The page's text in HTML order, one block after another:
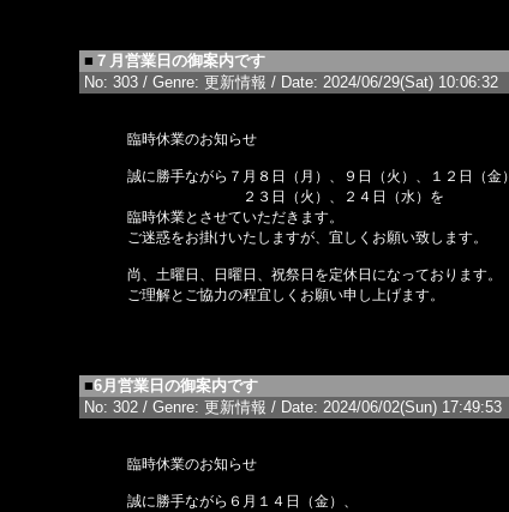
■ ７月営業日の御案内です
No: 303 / Genre: 更新情報 / Date: 2024/06/29(Sat) 10:06:32
臨時休業のお知らせ
誠に勝手ながら７月８日（月）、９日（火）、１２日（金）
２３日（火）、２４日（水）を
臨時休業とさせていただきます。
ご迷惑をお掛けいたしますが、宜しくお願い致します。
尚、土曜日、日曜日、祝祭日を定休日になっております。
ご理解とご協力の程宜しくお願い申し上げます。
■6月営業日の御案内です
No: 302 / Genre: 更新情報 / Date: 2024/06/02(Sun) 17:49:53
臨時休業のお知らせ
誠に勝手ながら６月１４日（金）、